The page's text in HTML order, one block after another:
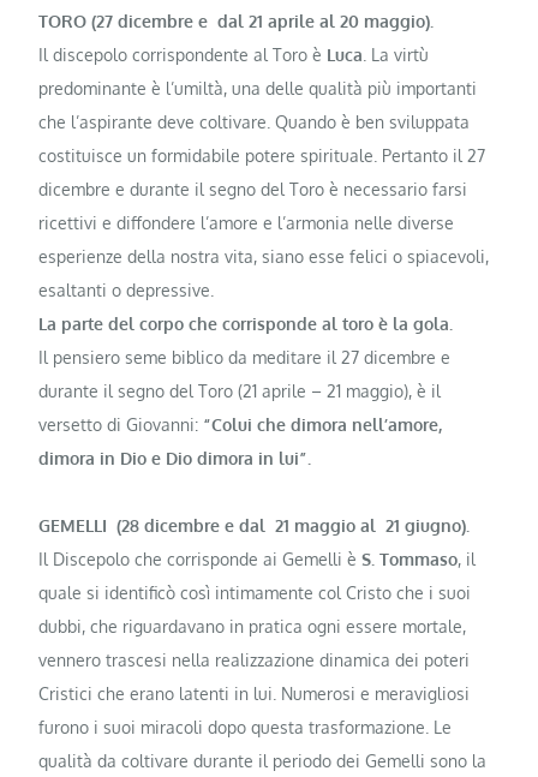
TORO (27 dicembre e dal 21 aprile al 20 maggio).
Il discepolo corrispondente al Toro è Luca . La virtù
predominante è l’umiltà, una del­le qualità più importanti
che l’aspirante deve coltivare. Quando è ben sviluppata
costituisce un formidabile po­tere spirituale. Pertanto il 27
dicembre e durante il segno del Toro è necessario farsi
ricettivi e dif­fondere l’amore e l’armonia nelle diver­se
esperienze della nostra vita, siano es­se felici o spiacevoli,
esaltanti o depres­sive.
La parte del corpo che corrisponde al toro è la gola.
Il pensiero seme biblico da me­ditare il 27 dicembre e
durante il segno del Toro (21 aprile – 21 maggio), è il
versetto di Giovanni: “Colui che dimora nell’amore,
dimora in Dio e Dio dimora in lui”.
GEMELLI (28 dicembre e dal 21 maggio al 21 giugno).
Il Discepolo che corrisponde ai Gemelli èS. Tommaso, il
quale si identificò così intimamente col Cristo che i suoi
dubbi, che riguardavano in pratica ogni essere mortale,
vennero tra­scesi nella realizzazione dinamica dei po­teri
Cristici che erano latenti in lui. Nu­merosi e meravigliosi
furono i suoi mi­racoli dopo questa trasformazione. Le
qualità da coltivare durante il pe­riodo dei Gemelli sono la